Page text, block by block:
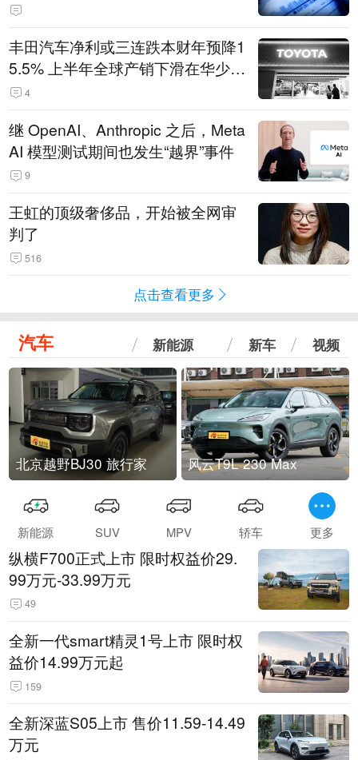
丰田汽车净利或三连跌本财年预降1
5.5% 上半年全球产销下滑在华少卖
14.3万辆
4
继 OpenAI、Anthropic 之后，Meta
AI 模型测试期间也发生“越界”事件
9
王虹的顶级奢侈品，开始被全网审
判了
516
点击查看更多
汽车 新能源 新车 视频
北京越野BJ30 旅行家 风云T9L 230 Max
新能源 SUV MPV 轿车 更多
纵横F700正式上市 限时权益价29.
99万元-33.99万元
49
全新一代smart精灵1号上市 限时权
益价14.99万元起
159
全新深蓝S05上市 售价11.59-14.49
万元